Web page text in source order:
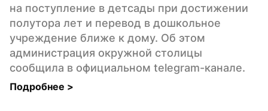
на поступление в детсады при достижении
полутора лет и перевод в дошкольное
учреждение ближе к дому. Об этом
администрация окружной столицы
сообщила в официальном telegram-канале.
Подробнее >